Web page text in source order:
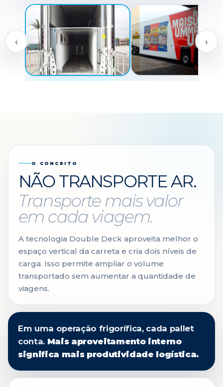
CARRETA FRIGORÍFICA COM DOIS NÍVEIS
PARA MAIOR APROVEITAMENTO DA
CARGA
AMPLIAR
‹ ›
O CONCEITO
NÃO TRANSPORTE AR.
Transporte mais valor
em cada viagem.
A tecnologia Double Deck aproveita melhor o
espaço vertical da carreta e cria dois níveis de
carga. Isso permite ampliar o volume
transportado sem aumentar a quantidade de
viagens.
Em uma operação frigorífica, cada pallet
conta. Mais aproveitamento interno
significa mais produtividade logística.